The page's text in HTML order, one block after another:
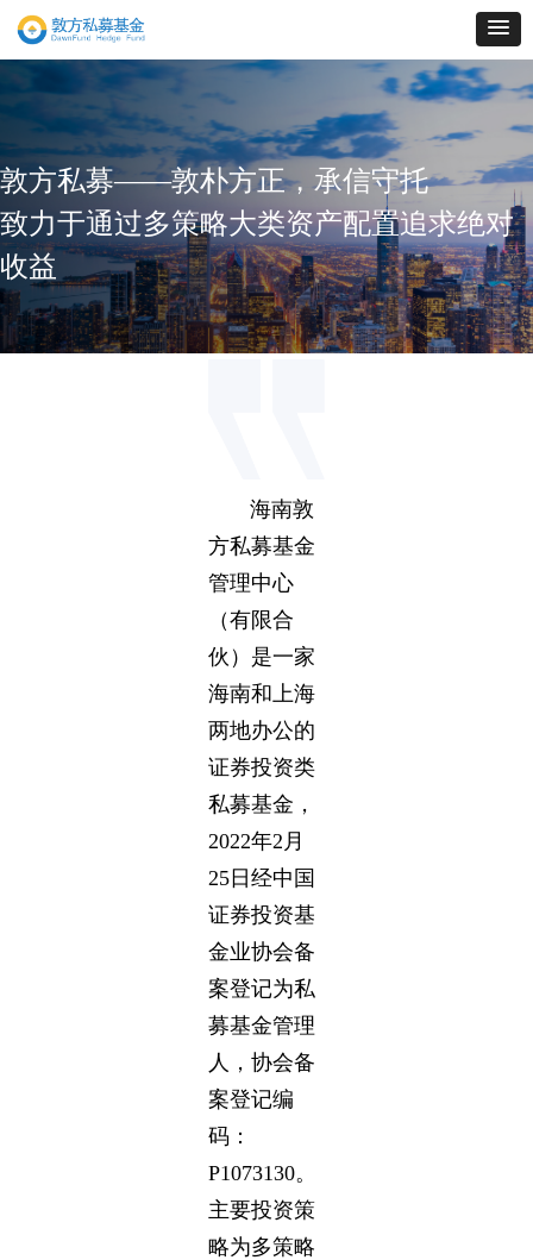
敦方私募——敦朴方正，承信守托
致力于通过多策略大类资产配置追求绝对
收益
海南敦
方私募基金
管理中心
（有限合
伙）是一家
海南和上海
两地办公的
证券投资类
私募基金，
2022年2月
25日经中国
证券投资基
金业协会备
案登记为私
募基金管理
人，协会备
案登记编
码：
P1073130。
主要投资策
略为多策略